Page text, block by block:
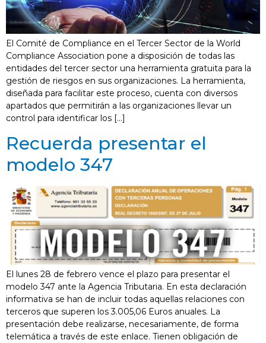
El Comité de Compliance en el Tercer Sector de la World
Compliance Association pone a disposición de todas las
entidades del tercer sector una herramienta gratuita para la
gestión de riesgos en sus organizaciones. La herramienta,
diseñada para facilitar este proceso, cuenta con diversos
apartados que permitirán a las organizaciones llevar un
control para identificar los […]
Recuerda presentar el
modelo 347
El lunes 28 de febrero vence el plazo para presentar el
modelo 347 ante la Agencia Tributaria. En esta declaración
informativa se han de incluir todas aquellas relaciones con
terceros que superen los 3.005,06 Euros anuales. La
presentación debe realizarse, necesariamente, de forma
telemática a través de este enlace. Tienen obligación de